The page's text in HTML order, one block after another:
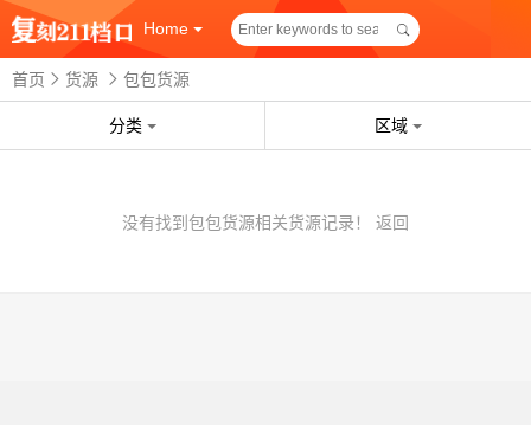
Home
首页 货源 包包货源
分类 区域
没有找到包包货源相关货源记录！ 返回